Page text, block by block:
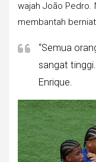
wajah João Pedro.
membantah
“Semua
sangat
Enrique.